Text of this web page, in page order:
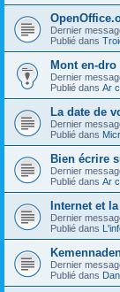
Dernier
Publié dans
Mont en-dro
Dernier
Publié dans Ar
La date de
Dernier
Publié dans
Bien écrire
Dernier
Publié dans Ar
Internet et
Dernier
Publié dans
Dernier
Publié dans